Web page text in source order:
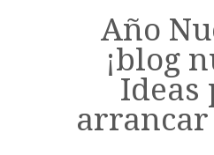
Año
¡blog
Ideas